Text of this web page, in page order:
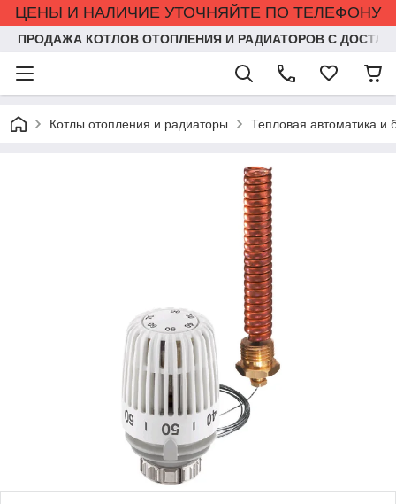
ЦЕНЫ И НАЛИЧИЕ УТОЧНЯЙТЕ ПО ТЕЛЕФОНУ
ПРОДАЖА КОТЛОВ ОТОПЛЕНИЯ И РАДИАТОРОВ С
Котлы отопления и радиаторы Тепловая автоматика и